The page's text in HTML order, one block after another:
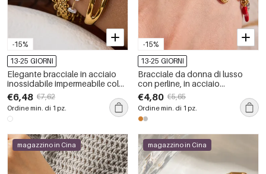
-15%
13-25 GIORNI
Elegante bracciale in acciaio
inossidabile impermeabile color
oro con perle
€6,48 €7,62
Ordine min. di 1 pz.
-15%
13-25 GIORNI
Bracciale da donna di lusso
con perline, in acciaio
inossidabile, impermeabile,
color oro, con perle artificiali.
€4,80 €5,65
Ordine min. di 1 pz.
magazzino in Cina magazzino in Cina